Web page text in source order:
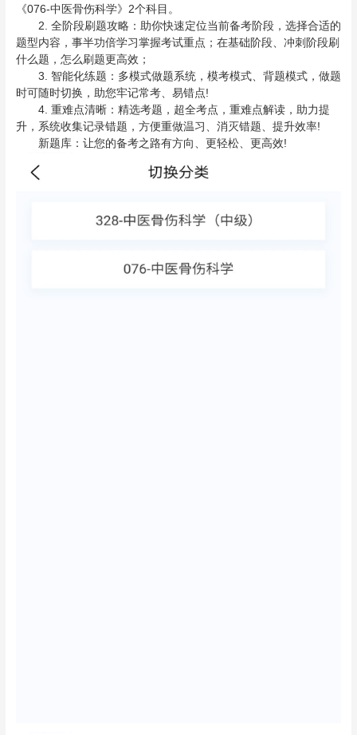
《076-中医骨伤科学》2个科目。
2. 全阶段刷题攻略：助你快速定位当前备考阶段，选择合适的
题型内容，事半功倍学习掌握考试重点；在基础阶段、冲刺阶段刷
什么题，怎么刷题更高效；
3. 智能化练题：多模式做题系统，模考模式、背题模式，做题
时可随时切换，助您牢记常考、易错点!
4. 重难点清晰：精选考题，超全考点，重难点解读，助力提
升，系统收集记录错题，方便重做温习、消灭错题、提升效率!
新题库：让您的备考之路有方向、更轻松、更高效!